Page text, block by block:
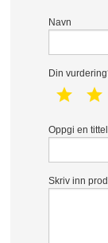
Navn
Din
1 star
Oppgi en
Skriv inn